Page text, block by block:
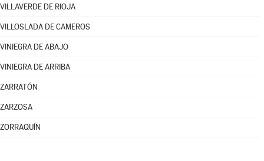
VILLAVERDE DE RIOJA
VILLOSLADA DE CAMEROS
VINIEGRA DE ABAJO
VINIEGRA DE ARRIBA
ZARRATÓN
ZARZOSA
ZORRAQUÍN